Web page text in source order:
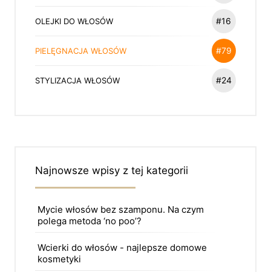
OLEJKI DO WŁOSÓW #16
PIELĘGNACJA WŁOSÓW #79
STYLIZACJA WŁOSÓW #24
Najnowsze wpisy z tej kategorii
Mycie włosów bez szamponu. Na czym
polega metoda ‘no poo’?
Wcierki do włosów - najlepsze domowe
kosmetyki